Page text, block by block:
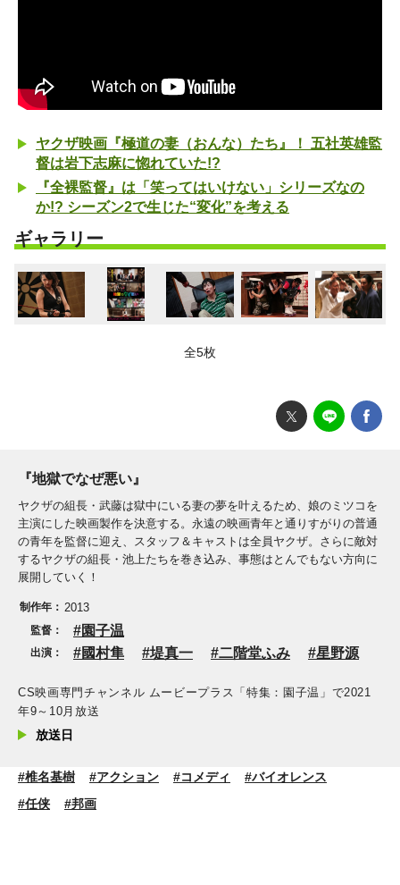
ヤクザ映画『極道の妻（おんな）たち』！ 五社英雄監
督は岩下志麻に惚れていた!?
『全裸監督』は「笑ってはいけない」シリーズなの
か!? シーズン2で生じた“変化”を考える
ギャラリー
全5枚
『地獄でなぜ悪い』
ヤクザの組長・武藤は獄中にいる妻の夢を叶えるため、娘のミツコを
主演にした映画製作を決意する。永遠の映画青年と通りすがりの普通
の青年を監督に迎え、スタッフ＆キャストは全員ヤクザ。さらに敵対
するヤクザの組長・池上たちを巻き込み、事態はとんでもない方向に
展開していく！
制作年： 2013
監督： 園子温
出演： 國村隼 堤真一 二階堂ふみ 星野源
CS映画専門チャンネル ムービープラス「特集：園子温」で2021
年9～10月放送
放送日
#椎名基樹 #アクション #コメディ
#バイオレンス
#任侠
#邦画